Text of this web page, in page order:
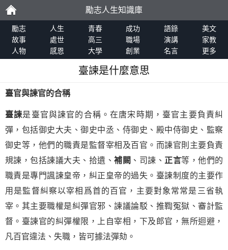
勵
志
勵志人生知識庫
勵志 人生 青春 成功 語錄
美文
故事
處世 高三 職場 演講
家教
人物
感恩 大學 創業 名言 更多
臺諫是什麼意思
臺官與諫官的合稱
臺諫是臺官與諫官的合稱。在唐宋時期，臺官主要負責糾
彈，包括御史大夫、御史中丞、侍御史、殿中侍御史、監察
御史等，他們的職責是監督宰相及百官。而諫官則主要負責
規諫，包括諫議大夫、拾遺、補闕 、司諫、 正言等，他們的
職責是專門諷諫皇帝，糾正皇帝的過失。臺諫制度的主要作
用是監督糾察以宰相爲首的百官，主要對象常常是三省執
宰。其主要職權是糾彈官邪、諫議論駁、推鞫冤獄、審計監
督。臺諫官的糾彈權限，上自宰相，下及郎官，無所迴避，
凡百官違法、失職，皆可據法彈劾。